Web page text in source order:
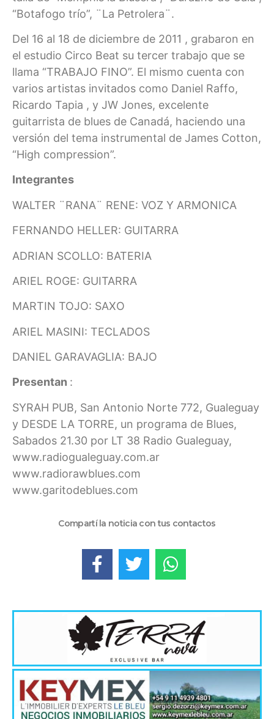
“Botafogo trío”, ¨La Petrolera¨.
Del 16 al 18 de diciembre de 2011 , grabaron en
el estudio Circo Beat su tercer trabajo que se
llama “TRABAJO FINO”. El mismo cuenta con
varios artistas invitados como Daniel Raffo,
Ricardo Tapia , y JW Jones, excelente
guitarrista de blues de Canadá, haciendo una
versión del tema instrumental de James Cotton,
“High compression”.
Integrantes
WALTER ¨RANA¨ RENE: VOZ Y ARMONICA
FERNANDO HELLER: GUITARRA
ADRIAN SCOLLO: BATERIA
ARIEL ROGE: GUITARRA
MARTIN TOJO: SAXO
ARIEL MASINI: TECLADOS
DANIEL GARAVAGLIA: BAJO
Presentan :
SYRAH PUB, San Antonio Norte 772, Gualeguay
y DESDE LA TORRE, un programa de Blues,
Sabados 21.30 por LT 38 Radio Gualeguay,
www.radiogualeguay.com.ar
www.radiorawblues.com
www.garitodeblues.com
Compartí la noticia con tus contactos